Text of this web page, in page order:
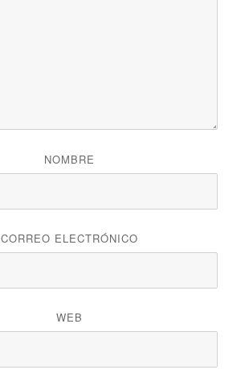
NOMBRE
CORREO ELECTRÓNICO
WEB